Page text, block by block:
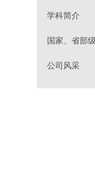
学科简介
国家、省部
公司风采